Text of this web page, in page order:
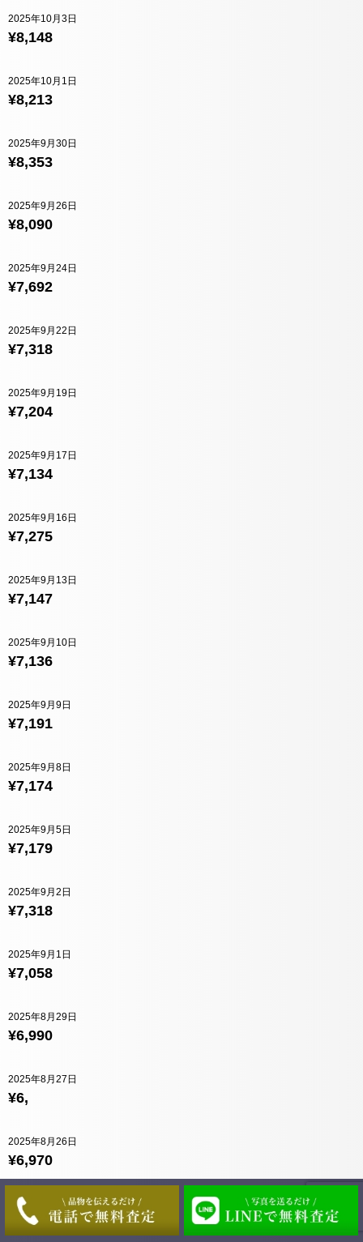
¥8,148
2025年10月3日
¥8,213
2025年10月1日
¥8,353
2025年9月30日
¥8,090
2025年9月26日
¥7,692
2025年9月24日
¥7,318
2025年9月22日
¥7,204
2025年9月19日
¥7,134
2025年9月17日
¥7,275
2025年9月16日
¥7,147
2025年9月13日
¥7,136
2025年9月10日
¥7,191
2025年9月9日
¥7,174
2025年9月8日
¥7,179
2025年9月5日
¥7,318
2025年9月2日
¥7,058
2025年9月1日
¥6,990
2025年8月29日
¥6,
2025年8月27日
¥6,970
2025年8月26日
¥7,026
2025年8月25日